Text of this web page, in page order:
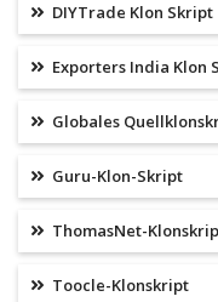
DIYTrade Klon Skript
Exporters India Klon
Globales
Guru-Klon-Skript
ThomasNet-
Toocle-Klonskript